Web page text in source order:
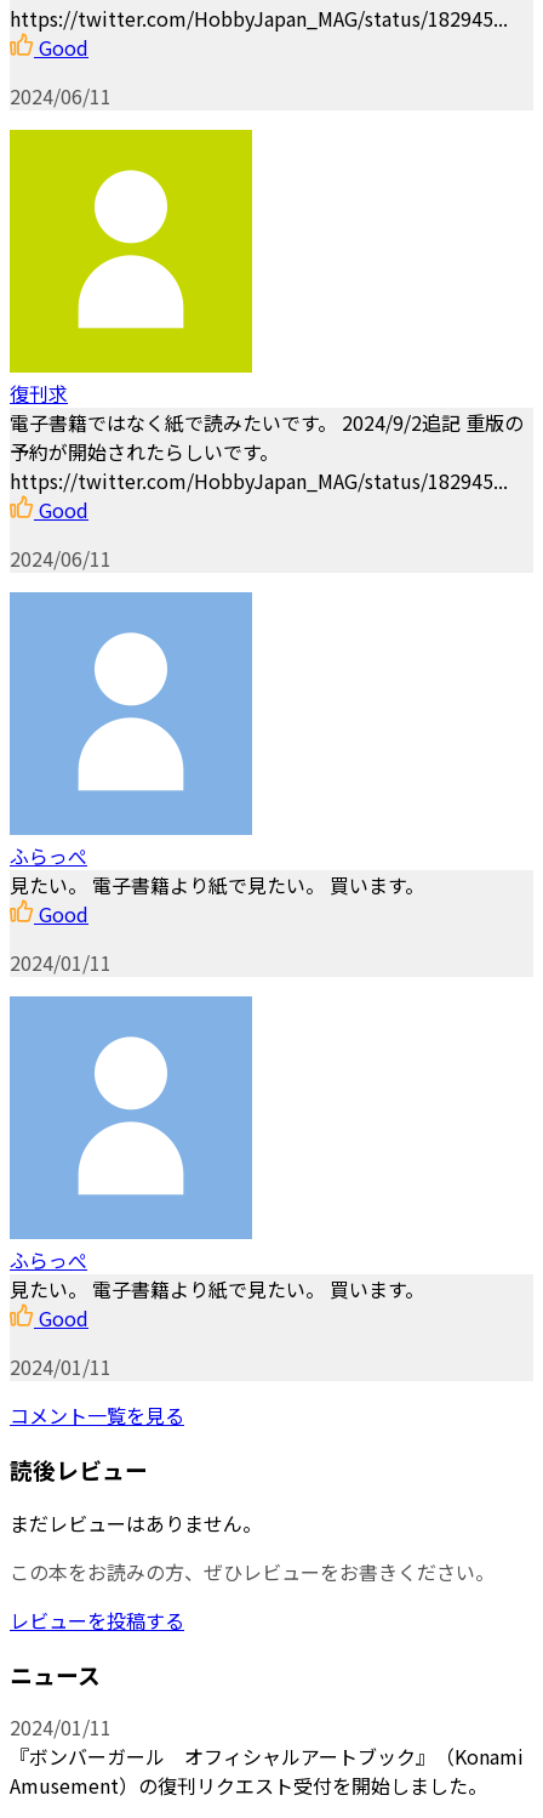
https://twitter.com/HobbyJapan_MAG/status/182945...
Good
2024/06/11
復刊求
電子書籍ではなく紙で読みたいです。 2024/9/2追記 重版の
予約が開始されたらしいです。
https://twitter.com/HobbyJapan_MAG/status/182945...
Good
2024/06/11
ふらっぺ
見たい。 電子書籍より紙で見たい。 買います。
Good
2024/01/11
ふらっぺ
見たい。 電子書籍より紙で見たい。 買います。
Good
2024/01/11
コメント一覧を見る
読後レビュー
まだレビューはありません。
この本をお読みの方、ぜひレビューをお書きください。
レビューを投稿する
ニュース
2024/01/11
『ボンバーガール オフィシャルアートブック』（Konami
Amusement）の復刊リクエスト受付を開始しました。